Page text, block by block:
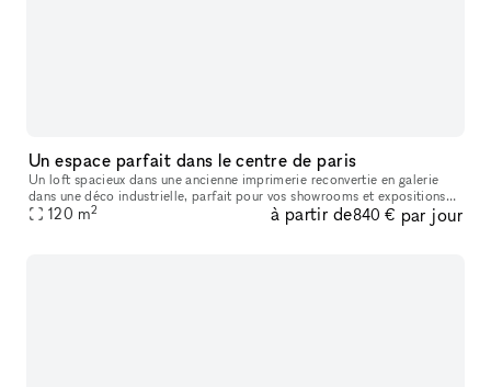
Un espace parfait dans le centre de paris
Un loft spacieux dans une ancienne imprimerie reconvertie en galerie
dans une déco industrielle, parfait pour vos showrooms et expositions
artistiques. Située place de la république, en plein centre
120 m2 à partir de840 € par jour